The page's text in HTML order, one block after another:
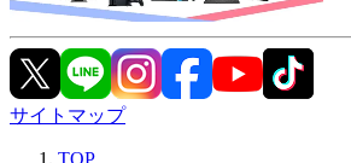
サイトマップ
TOP